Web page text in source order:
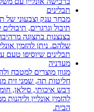
תבלינים
מבחר ענק וצבעוני של
תיבול וגרגרים,
בצנצנות בתצוגה
שלהם. ניתן להזמין
תבלינים שיוסיפו
מעדניה
מגוון מוצרים למטבח
חליטות תה, שמני זית
דבש איכותי, סילאן,
להזמין אונליין
הבית.